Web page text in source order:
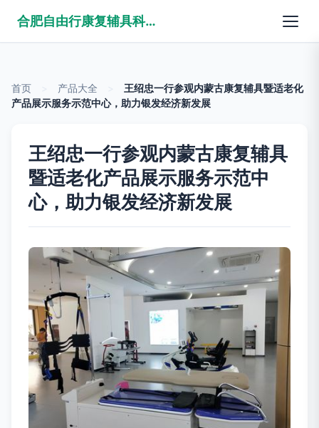
合肥自由行康复辅具科技有限公司
首页 产品大全
王绍忠一行参观内蒙古康复辅具暨适老化
产品展示服务示范中心，助力银发经济新发展
王绍忠一行参观内蒙古康复辅具
暨适老化产品展示服务示范中
心，助力银发经济新发展